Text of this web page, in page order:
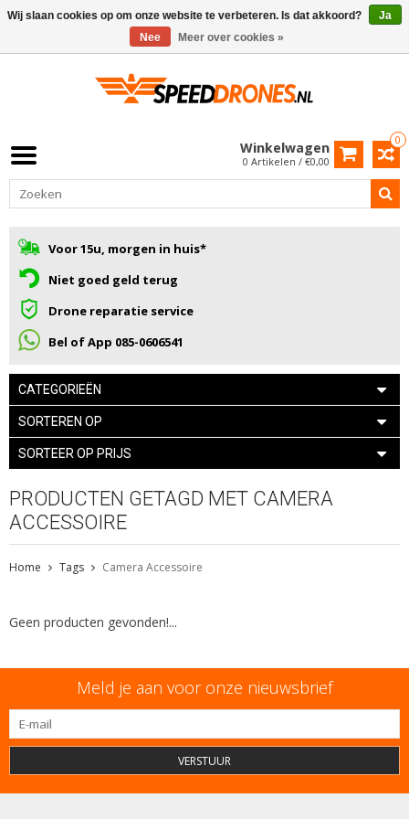
0
Winkelwagen
0 Artikelen / €0,00
Voor 15u, morgen in huis*
Niet goed geld terug
Drone reparatie service
Bel of App 085-0606541
CATEGORIEËN
SORTEREN OP
SORTEER OP PRIJS
PRODUCTEN GETAGD MET CAMERA
ACCESSOIRE
Home Tags Camera Accessoire
Geen producten gevonden!...
Meld je aan voor onze nieuwsbrief
VERSTUUR
Wij slaan cookies op om onze website te verbeteren. Is dat akkoord?
Ja
Nee
Meer over cookies »